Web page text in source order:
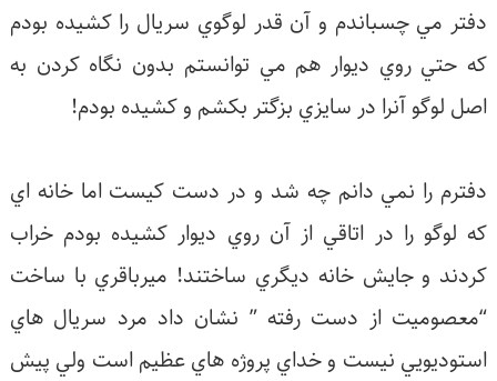
مي چسباندم و آن قدر لوگوي سريال را كشيده بودم
حتي روي ديوار هم مي توانستم بدون نگاه كردن به
لوگو آنرا در سايزي بزگتر بكشم و كشيده بودم!
را نمي دانم چه شد و در دست كيست اما خانه اي
لوگو را در اتاقي از آن روي ديوار كشيده بودم خراب
و جايش خانه ديگري ساختند! ميرباقري با ساخت
از دست رفته ” نشان داد مرد سريال هاي
نيست و خداي پروژه هاي عظيم است ولي پيش